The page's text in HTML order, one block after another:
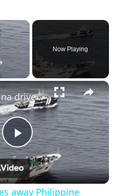
×
Video
Now Playing
×
Play
Video
China: China drives away Philippine vessels intruding into Huangyan Dao waters.
away Philippine